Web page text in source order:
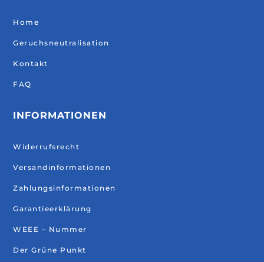
Home
Geruchsneutralisation
Kontakt
FAQ
INFORMATIONEN
Widerrufsrecht
Versandinformationen
Zahlungsinformationen
Garantieerklärung
WEEE – Nummer
Der Grüne Punkt